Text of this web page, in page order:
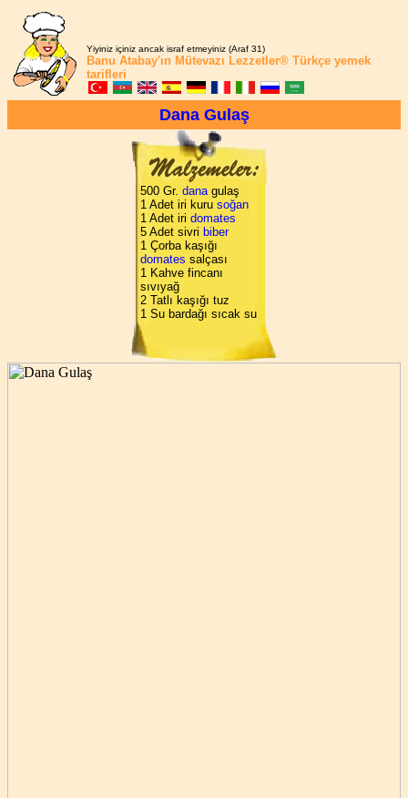
Yiyiniz içiniz ancak israf etmeyiniz (Araf 31)
Banu Atabay'ın Mütevazı Lezzetler® Türkçe yemek
tarifleri
Dana Gulaş
500 Gr. danagulaş
1 Adet iri kuru soğan
1 Adet iri domates
5 Adet sivri biber
1 Çorba kaşığı
domates salçası
1 Kahve fincanı
sıvıyağ
2 Tatlı kaşığı tuz
1 Su bardağı sıcak su